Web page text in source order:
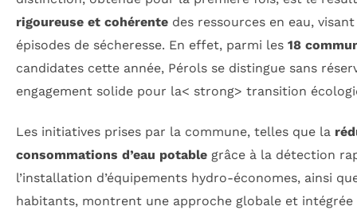
rigoureuse et cohérente des ressources en eau,
épisodes de sécheresse. En effet, parmi les 18
candidates cette année, Pérols se distingue sans
engagement solide pour la< strong> transition
Les initiatives prises par la commune, telles que la
consommations d’eau potable grâce à la détection
l’installation d’équipements hydro-économes, ainsi
habitants, montrent une approche globale et intégrée